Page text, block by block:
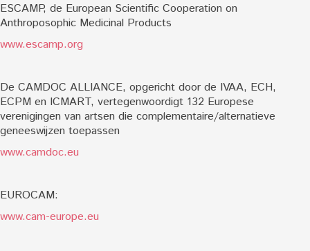
ESCAMP, de European Scientific Cooperation on
Anthroposophic Medicinal Products
www.escamp.org
De CAMDOC ALLIANCE, opgericht door de IVAA, ECH,
ECPM en ICMART, vertegenwoordigt 132 Europese
verenigingen van artsen die complementaire/alternatieve
geneeswijzen toepassen
www.camdoc.eu
EUROCAM:
www.cam-europe.eu